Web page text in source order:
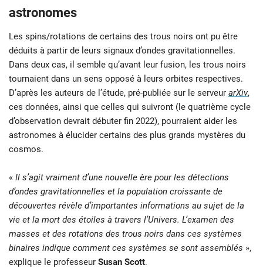
astronomes
Les spins/rotations de certains des trous noirs ont pu être
déduits à partir de leurs signaux d’ondes gravitationnelles.
Dans deux cas, il semble qu’avant leur fusion, les trous noirs
tournaient dans un sens opposé à leurs orbites respectives.
D’après les auteurs de l’étude, pré-publiée sur le serveur arXiv,
ces données, ainsi que celles qui suivront (le quatrième cycle
d’observation devrait débuter fin 2022), pourraient aider les
astronomes à élucider certains des plus grands mystères du
cosmos.
« Il s’agit vraiment d’une nouvelle ère pour les détections
d’ondes gravitationnelles et la population croissante de
découvertes révèle d’importantes informations au sujet de la
vie et la mort des étoiles à travers l’Univers. L’examen des
masses et des rotations des trous noirs dans ces systèmes
binaires indique comment ces systèmes se sont assemblés »,
explique le professeur Susan Scott.